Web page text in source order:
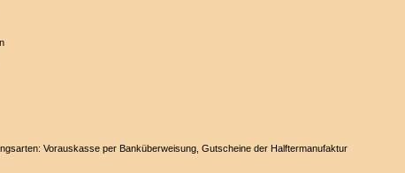
Vorauskasse per Banküberweisung, Gutscheine der Halftermanufaktur